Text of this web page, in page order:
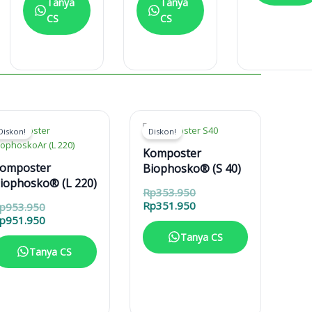
CS
CS
(L 220)
953.950Harga
aslinya
adalah:
Rp953.950.
951.950Harga
saat
adalah:
Rp951.950.
Tanya CS
Diskon!
Komposter
Biophosko® (S 40)
Rp353.950Harga
aslinya
adalah:
Rp353.950.
Rp351.950Harga
saat
adalah:
Rp351.950.
Tanya CS